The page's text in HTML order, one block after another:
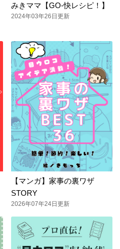
みきママ【GO-快レシピ！】
2024年03年26日更新
【マンガ】家事の裏ワザ
STORY
2026年07年24日更新